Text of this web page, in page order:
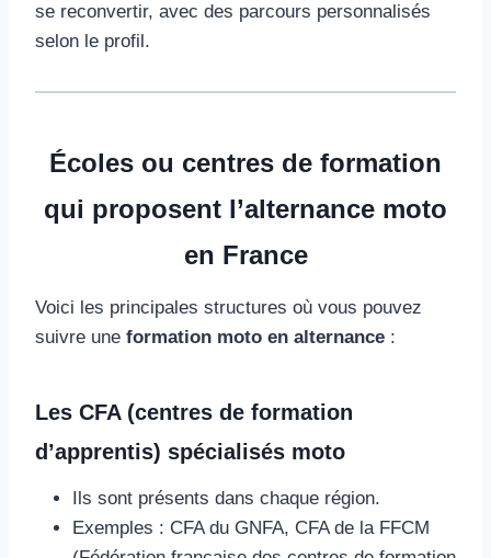
se reconvertir, avec des parcours personnalisés
selon le profil.
Écoles ou centres de formation
qui proposent l’alternance moto
en France
Voici les principales structures où vous pouvez
suivre une formation moto en alternance :
Les CFA (centres de formation
d’apprentis) spécialisés moto
Ils sont présents dans chaque région.
Exemples : CFA du GNFA, CFA de la FFCM